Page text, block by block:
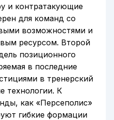
и контратакующие
для команд со
возможностями и
ресурсом. Второй
позиционного
в последние
в тренерский
технологии. К
как «Персеполис»
гибкие формации